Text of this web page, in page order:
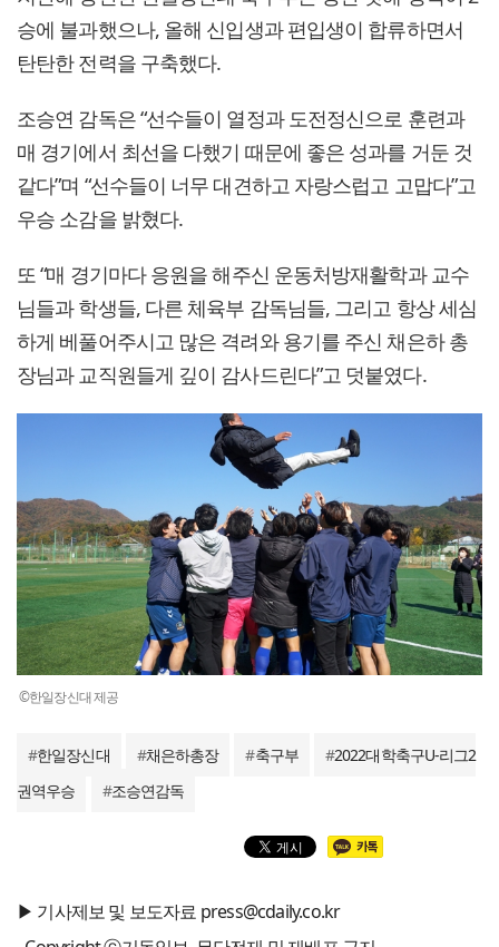
승에 불과했으나, 올해 신입생과 편입생이 합류하면서
탄탄한 전력을 구축했다.
조승연 감독은 “선수들이 열정과 도전정신으로 훈련과
매 경기에서 최선을 다했기 때문에 좋은 성과를 거둔 것
같다”며 “선수들이 너무 대견하고 자랑스럽고 고맙다”고
우승 소감을 밝혔다.
또 “매 경기마다 응원을 해주신 운동처방재활학과 교수
님들과 학생들, 다른 체육부 감독님들, 그리고 항상 세심
하게 베풀어주시고 많은 격려와 용기를 주신 채은하 총
장님과 교직원들게 깊이 감사드린다”고 덧붙였다.
©한일장신대 제공
#한일장신대 #채은하총장 #축구부 #2022대학축구U-리그2
권역우승
#조승연감독
▶ 기사제보 및 보도자료 press@cdaily.co.kr